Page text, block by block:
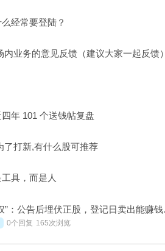
经常要登陆？
内业务的意见反馈（建议大家一起反馈
年 101 个送钱帖复盘
了打新,有什么股可推荐
具，而是人
配债
0个回复 165次浏览